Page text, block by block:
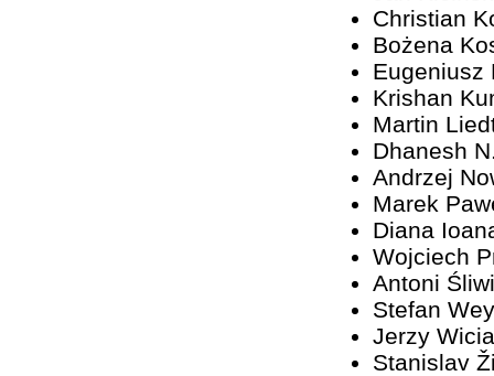
Christian
Bożena
Eugeniusz
Krishan
Martin
Dhanesh
Andrzej
Marek
Diana
Wojciech
Antoni
Stefan
Jerzy
Stanislav